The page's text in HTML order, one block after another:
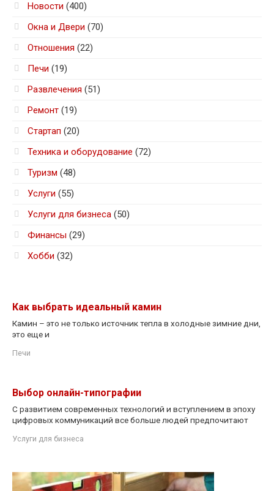
Новости (400)
Окна и Двери (70)
Отношения (22)
Печи (19)
Развлечения (51)
Ремонт (19)
Стартап (20)
Техника и оборудование (72)
Туризм (48)
Услуги (55)
Услуги для бизнеса (50)
Финансы (29)
Хобби (32)
Как выбрать идеальный камин
Камин – это не только источник тепла в холодные зимние дни,
это еще и
Печи
Выбор онлайн-типографии
С развитием современных технологий и вступлением в эпоху
цифровых коммуникаций все больше людей предпочитают
Услуги для бизнеса